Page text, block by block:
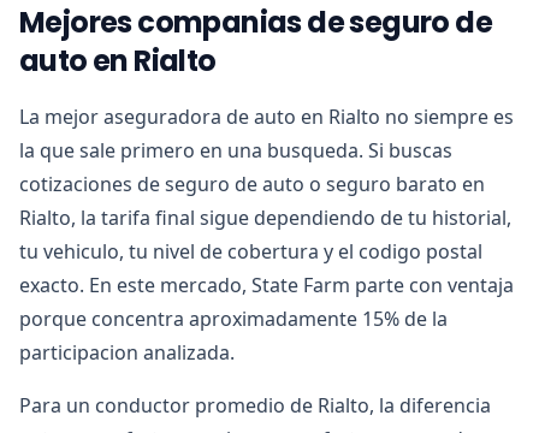
Mejores companias de seguro de
auto en Rialto
La mejor aseguradora de auto en Rialto no siempre es
la que sale primero en una busqueda. Si buscas
cotizaciones de seguro de auto o seguro barato en
Rialto, la tarifa final sigue dependiendo de tu historial,
tu vehiculo, tu nivel de cobertura y el codigo postal
exacto. En este mercado, State Farm parte con ventaja
porque concentra aproximadamente 15% de la
participacion analizada.
Para un conductor promedio de Rialto, la diferencia